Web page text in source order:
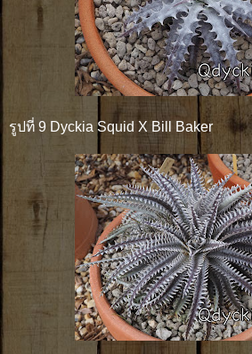
รูปที่ 9 Dyckia Squid X Bill Baker